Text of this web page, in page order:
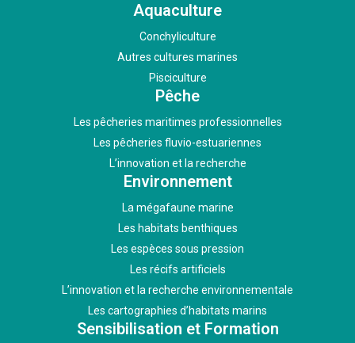
Aquaculture
Conchyliculture
Autres cultures marines
Pisciculture
Pêche
Les pêcheries maritimes professionnelles
Les pêcheries fluvio-estuariennes
L’innovation et la recherche
Environnement
La mégafaune marine
Les habitats benthiques
Les espèces sous pression
Les récifs artificiels
L’innovation et la recherche environnementale
Les cartographies d’habitats marins
Sensibilisation et Formation